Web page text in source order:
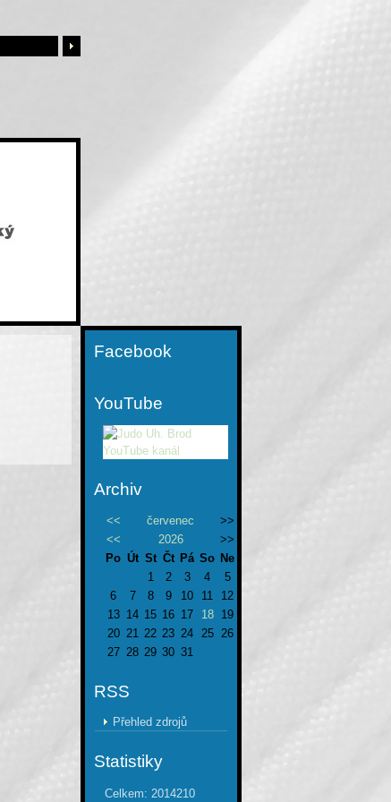
Facebook
YouTube
Archiv
<< červenec
>>
<<
2026
>>
Po Út St Čt Pá So Ne
1
2 3 4
5
6
7 8 9 10 11
12
13 14 15 16 17 18
19
20 21 22 23 24 25 26
27 28 29 30 31
RSS
Přehled zdrojů
Statistiky
Celkem: 2014210